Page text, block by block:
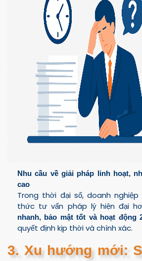
Nhu cầu về giải pháp linh hoạt,
cao
Trong thời đại số, doanh
thức tư vấn pháp lý hiện đại
nhanh, bảo mật tốt và hoạt động
quyết định kịp thời và chính xác.
3. Xu hướng mới: